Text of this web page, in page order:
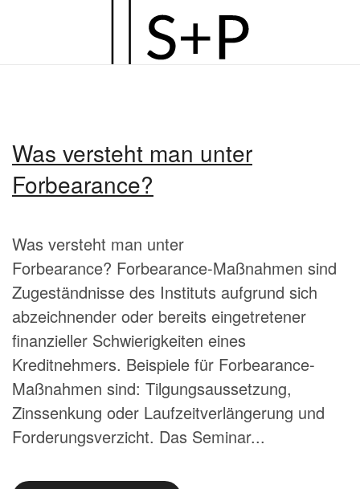
Hauptinhalt
Was versteht man unter
Forbearance?
Was versteht man unter
Forbearance? Forbearance-Maßnahmen sind
Zugeständnisse des Instituts aufgrund sich
abzeichnender oder bereits eingetretener
finanzieller Schwierigkeiten eines
Kreditnehmers. Beispiele für Forbearance-
Maßnahmen sind: Tilgungsaussetzung,
Zinssenkung oder Laufzeitverlängerung und
Forderungsverzicht. Das Seminar...